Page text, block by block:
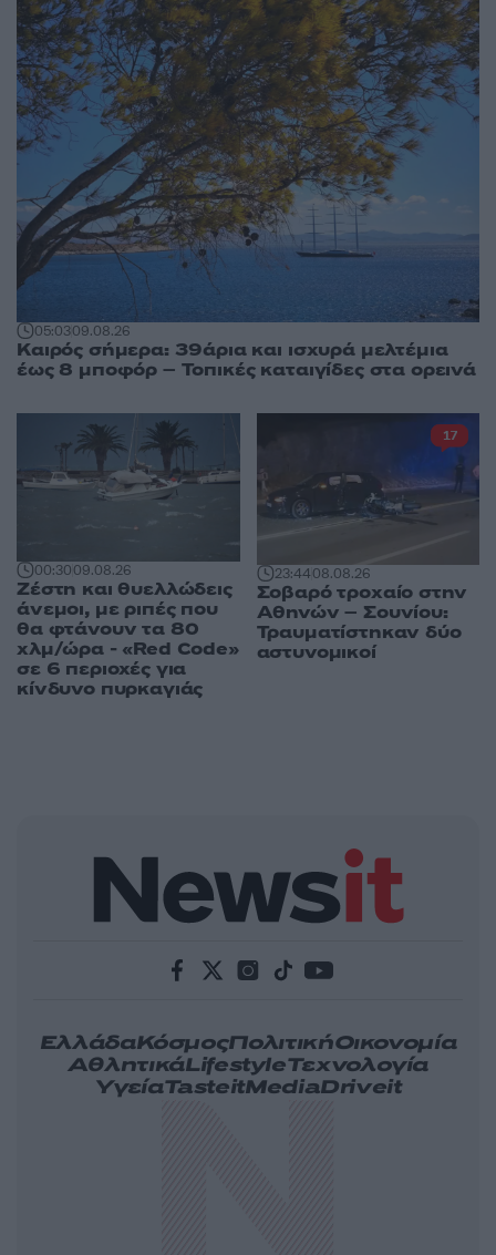
05:0309.08.26
Καιρός σήμερα: 39άρια και ισχυρά μελτέμια
έως 8 μποφόρ – Τοπικές καταιγίδες στα ορεινά
00:3009.08.26
Ζέστη και θυελλώδεις
άνεμοι, με ριπές που
θα φτάνουν τα 80
χλμ/ώρα - «Red Code»
σε 6 περιοχές για
κίνδυνο πυρκαγιάς
23:4408.08.26
Σοβαρό τροχαίο στην
Αθηνών – Σουνίου:
Τραυματίστηκαν δύο
αστυνομικοί
17
ΕλλάδαΚόσμοςΠολιτικήΟικονομία
ΑθλητικάLifestyleΤεχνολογία
ΥγείαTasteitMediaDriveit